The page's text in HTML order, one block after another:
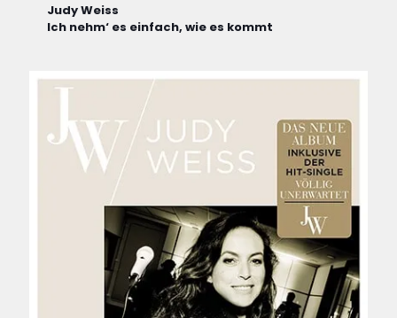
Judy Weiss
Ich nehm‘ es einfach, wie es kommt